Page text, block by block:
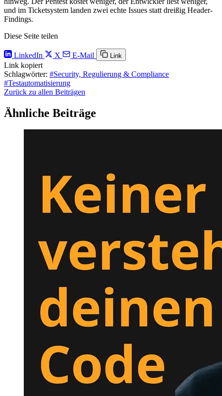
und im Ticketsystem landen zwei echte Issues statt dreißig Header-
Findings.
Diese Seite teilen
LinkedIn X E-Mail Link
Link kopiert
Schlagwörter: #Security, Regulierung & Compliance
#Testautomatisierung
Zurück zu allen Beiträgen
Ähnliche Beiträge